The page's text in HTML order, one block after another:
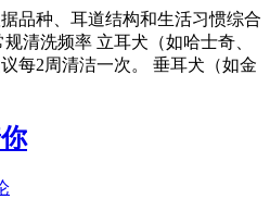
品种、耳道结构和生活习惯综合
清洗频率 ‌立耳犬‌（如哈士奇、
每2周清洁一次。 ‌垂耳犬‌（如金